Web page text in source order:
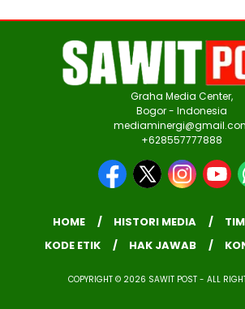
Graha Media Center,
Bogor - Indonesia
+628557777888
HOME HISTORI MEDIA
KODE ETIK
HAK JAWAB
COPYRIGHT © 2026 SAWIT POST - ALL